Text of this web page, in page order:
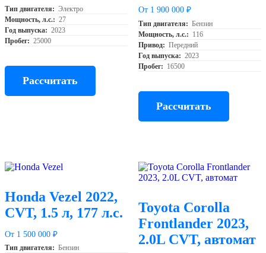
Тип двигателя: Электро
Мощность, л.с.: 27
Год выпуска: 2023
Пробег: 25000
Рассчитать
От 1 900 000 ₽
Тип двигателя: Бензин
Мощность, л.с.: 116
Привод: Передний
Год выпуска: 2023
Пробег: 16500
Рассчитать
Honda Vezel 2022,
CVT, 1.5 л, 177 л.с.
От 1 500 000 ₽
Тип двигателя: Бензин
Toyota Corolla
Frontlander 2023,
2.0L CVT, автомат